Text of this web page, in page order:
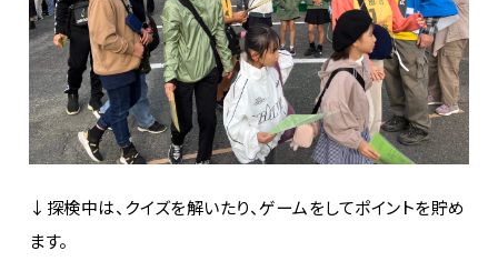
↓探検中は、クイズを解いたり、ゲームをしてポイントを貯め
ます。